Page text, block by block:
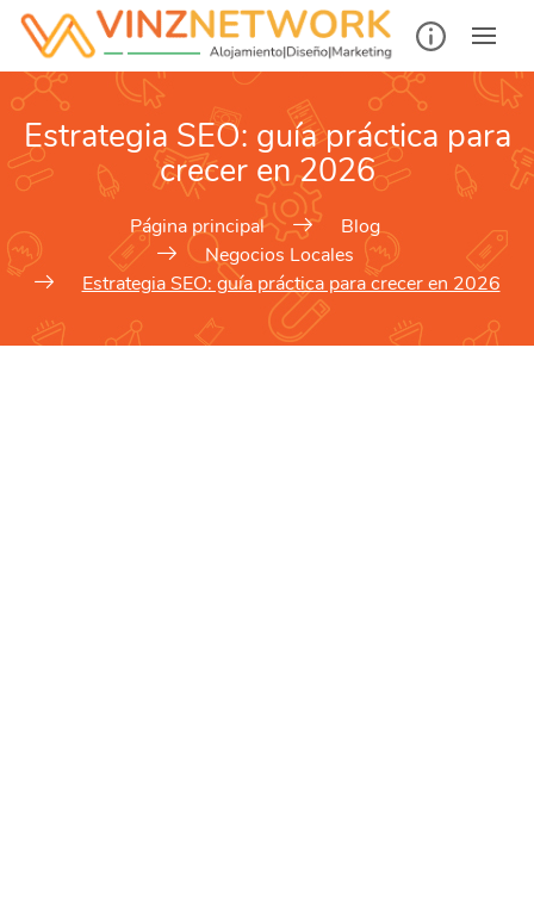
Estrategia SEO: guía práctica para
crecer en 2026
Página principal
Blog
Negocios Locales
Estrategia SEO: guía práctica para crecer en 2026